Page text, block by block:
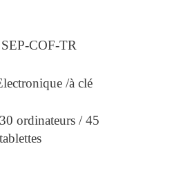
SEP-COF-TR
/à clé
30 ordinateurs / 45
tablettes